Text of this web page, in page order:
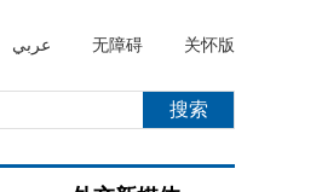
عربي 无障碍 关怀版